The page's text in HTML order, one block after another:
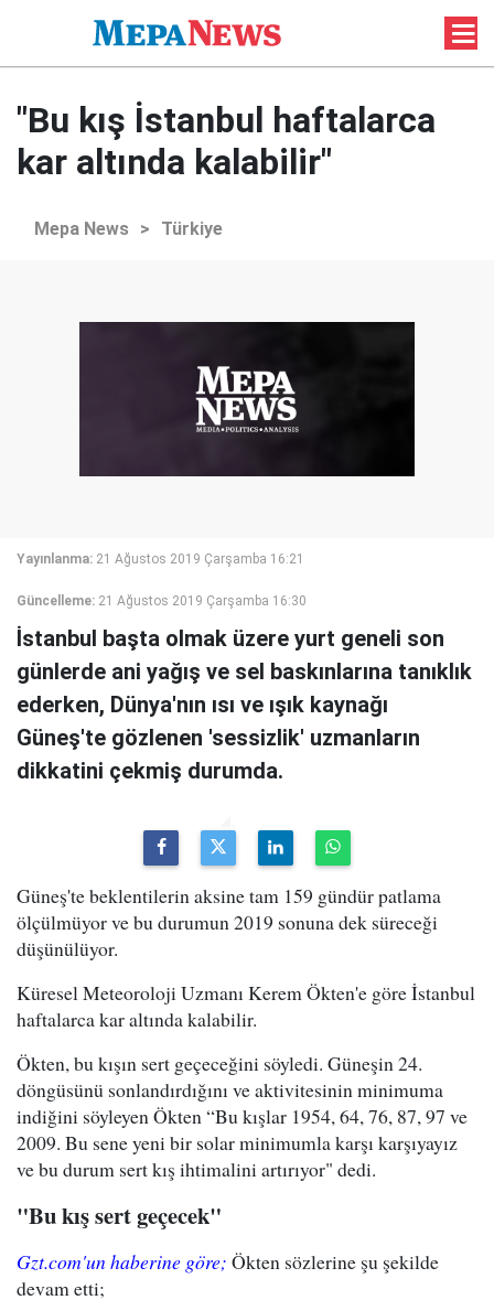
"Bu kış İstanbul haftalarca
kar altında kalabilir"
Mepa News > Türkiye
Yayınlanma: 21 Ağustos 2019 Çarşamba 16:21
Güncelleme: 21 Ağustos 2019 Çarşamba 16:30
İstanbul başta olmak üzere yurt geneli son
günlerde ani yağış ve sel baskınlarına tanıklık
ederken, Dünya'nın ısı ve ışık kaynağı
Güneş'te gözlenen 'sessizlik' uzmanların
dikkatini çekmiş durumda.
Güneş'te beklentilerin aksine tam 159 gündür patlama
ölçülmüyor ve bu durumun 2019 sonuna dek süreceği
düşünülüyor.
Küresel Meteoroloji Uzmanı Kerem Ökten'e göre İstanbul
haftalarca kar altında kalabilir.
Ökten, bu kışın sert geçeceğini söyledi. Güneşin 24.
döngüsünü sonlandırdığını ve aktivitesinin minimuma
indiğini söyleyen Ökten “Bu kışlar 1954, 64, 76, 87, 97 ve
2009. Bu sene yeni bir solar minimumla karşı karşıyayız
ve bu durum sert kış ihtimalini artırıyor" dedi.
"Bu kış sert geçecek"
Gzt.com'un haberine göre; Ökten sözlerine şu şekilde
devam etti;